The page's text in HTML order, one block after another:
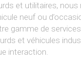
et utilitaires,
neuf ou
gamme de
et véhicules
interaction.